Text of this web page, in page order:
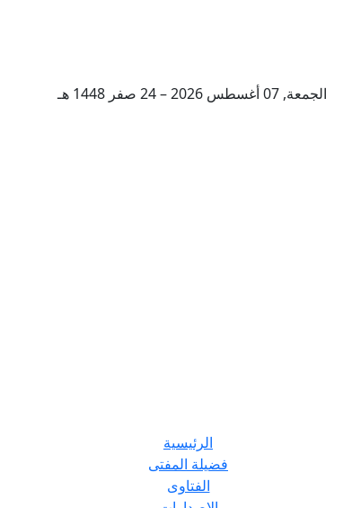
الجمعة, 07 أغسطس 2026 – 24 صفر 1448 هـ
الرئيسية
فضيلة المفتى
الفتاوى